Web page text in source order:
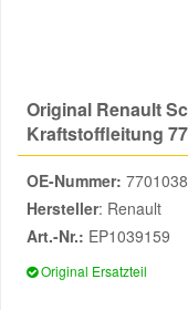
Original Renault
Kraftstoffleitung
OE-Nummer:
Hersteller: Renault
Art.-Nr.: EP1039159
Original Ersatzteil
Zündanlage und
Winter-
Daihatsu
Honda Ersatzteile